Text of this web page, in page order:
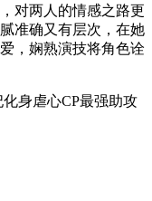
对两人的情感之路更
准确又有层次，在她
，娴熟演技将角色诠
身虐心CP最强助攻